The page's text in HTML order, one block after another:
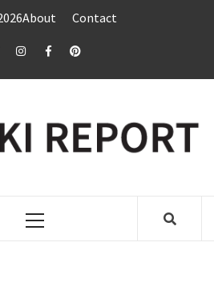
About Contact
InstagramFacebookPinterest
Primary